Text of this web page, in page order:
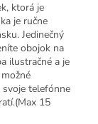
ktorá je
je ručne
Jedinečný
obojok na
ilustračné a je
svoje telefónne
15